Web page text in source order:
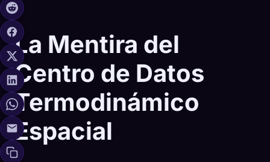
La Mentira del
Centro de Datos
Termodinámico
Espacial